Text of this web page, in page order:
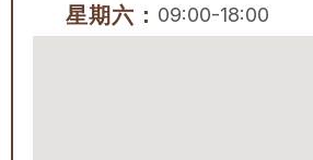
星期六： 09:00-18:00